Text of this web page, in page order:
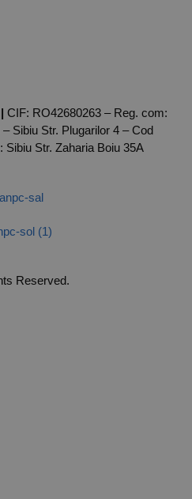
CIF: RO42680263 – Reg. com:
Sibiu Str. Plugarilor 4 – Cod
Sibiu Str. Zaharia Boiu 35A
Reserved.